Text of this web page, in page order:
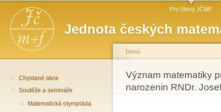
Jednota českých
Hlavní menu Pro členy JČMF
Chystané akce
Soutěže a semináře
Matematická olympiáda
Jste zde
Domů
Význam matematiky
narozenin RNDr.